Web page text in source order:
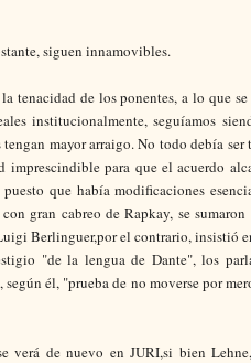
siguen innamovibles.
tenacidad de los ponentes, a lo que
institucionalmente, seguíamos
mayor arraigo. No todo debía
imprescindible para que el acuerdo
que había modificaciones
gran cabreo de Rapkay, se
Berlinguer,por el contrario, insistió
"de la lengua de Dante", los
él, "prueba de no moverse por
verá de nuevo en JURI,si bien